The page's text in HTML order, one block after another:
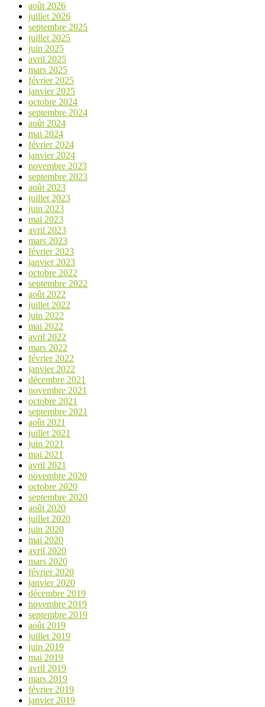
août 2026
juillet 2026
septembre 2025
juillet 2025
juin 2025
avril 2025
mars 2025
février 2025
janvier 2025
octobre 2024
septembre 2024
août 2024
mai 2024
février 2024
janvier 2024
novembre 2023
septembre 2023
août 2023
juillet 2023
juin 2023
mai 2023
avril 2023
mars 2023
février 2023
janvier 2023
octobre 2022
septembre 2022
août 2022
juillet 2022
juin 2022
mai 2022
avril 2022
mars 2022
février 2022
janvier 2022
décembre 2021
novembre 2021
octobre 2021
septembre 2021
août 2021
juillet 2021
juin 2021
mai 2021
avril 2021
novembre 2020
octobre 2020
septembre 2020
août 2020
juillet 2020
juin 2020
mai 2020
avril 2020
mars 2020
février 2020
janvier 2020
décembre 2019
novembre 2019
septembre 2019
août 2019
juillet 2019
juin 2019
mai 2019
avril 2019
mars 2019
février 2019
janvier 2019